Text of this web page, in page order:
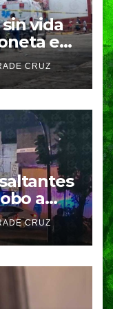
vida
en
CRUZ
a
deCRUZ